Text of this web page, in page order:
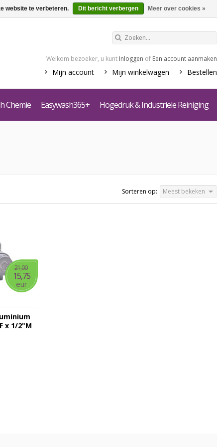
Welkom bezoeker, u kunt Inloggen of Een account aanmaken
Mijn account Mijn winkelwagen Bestellen
Chemie Easywash365+ Hogedruk & Industriële Reiniging
Sorteren op: Meest bekeken
21,00
15,75
eur
x 1/2"M
website te verbeteren. Dit bericht verbergen Meer over cookies »